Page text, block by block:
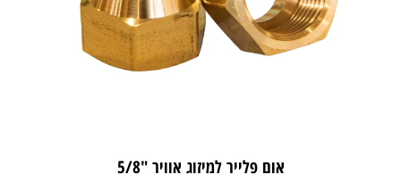
אום פלייר למיזוג אוויר "5/8